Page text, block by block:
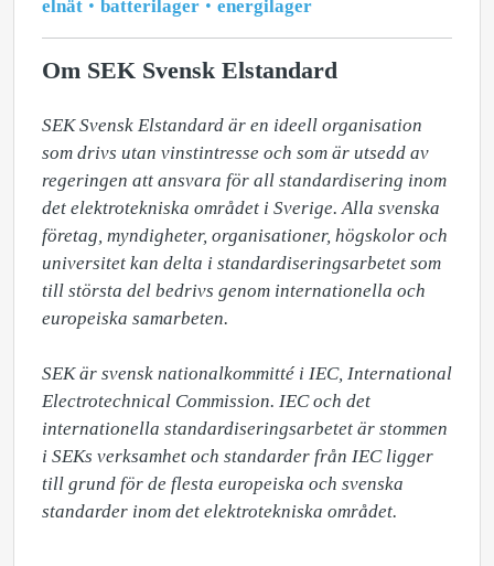
elnät
batterilager energilager
Om SEK Svensk Elstandard
SEK Svensk Elstandard är en ideell organisation
som drivs utan vinstintresse och som är utsedd av
regeringen att ansvara för all standardisering inom
det elektrotekniska området i Sverige. Alla svenska
företag, myndigheter, organisationer, högskolor och
universitet kan delta i standardiseringsarbetet som
till största del bedrivs genom internationella och
europeiska samarbeten.
SEK är svensk nationalkommitté i IEC, International
Electrotechnical Commission. IEC och det
internationella standardiseringsarbetet är stommen
i SEKs verksamhet och standarder från IEC ligger
till grund för de flesta europeiska och svenska
standarder inom det elektrotekniska området.